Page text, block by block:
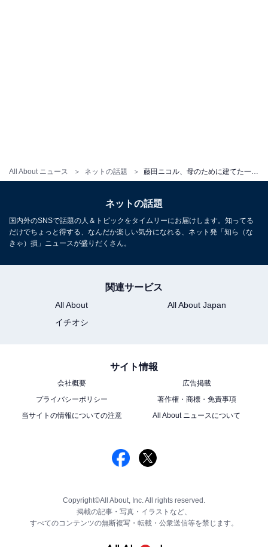
All About ニュース ネットの話題
ネットの話題
国内外のSNSで話題の人＆トピックをタイムリーにお届けします。知ってる
だけでちょっと得する、なんだか楽しい気分になれる、ネット発「知ら（な
きゃ）損」ニュースが盛りだくさん。
関連サービス
All About
All About Japan
イチオシ
サイト情報
会社概要
広告掲載
プライバシーポリシー
著作権・商標・免責事項
当サイトの情報についての注意
All About ニュースについて
Copyright©All About, Inc. All rights reserved.
掲載の記事・写真・イラストなど、
すべてのコンテンツの無断複写・転載・公衆送信等を禁じます。